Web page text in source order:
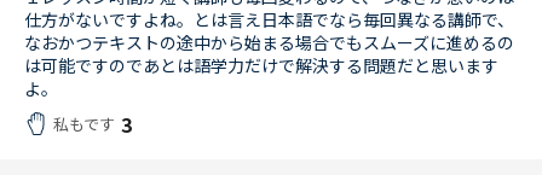
仕方がないですよね。とは言え日本語でなら毎回異なる講師で、
なおかつテキストの途中から始まる場合でもスムーズに進めるの
は可能ですのであとは語学力だけで解決する問題だと思います
よ。
私もです 3